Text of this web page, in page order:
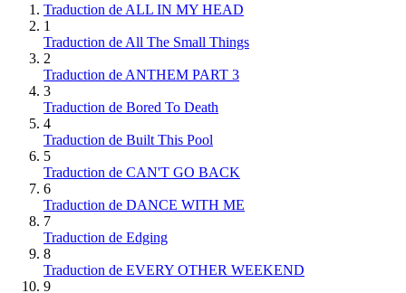
Traduction de ALL IN MY HEAD
1
Traduction de All The Small Things
2
Traduction de ANTHEM PART 3
3
Traduction de Bored To Death
4
Traduction de Built This Pool
5
Traduction de CAN'T GO BACK
6
Traduction de DANCE WITH ME
7
Traduction de Edging
8
Traduction de EVERY OTHER WEEKEND
9